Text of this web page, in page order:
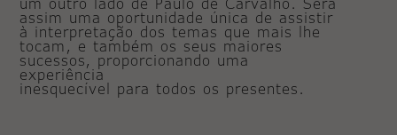
assim uma oportunidade única de assistir
à interpretação dos temas que mais lhe
tocam, e também os seus maiores
sucessos, proporcionando uma
experiência
inesquecível para todos os presentes.